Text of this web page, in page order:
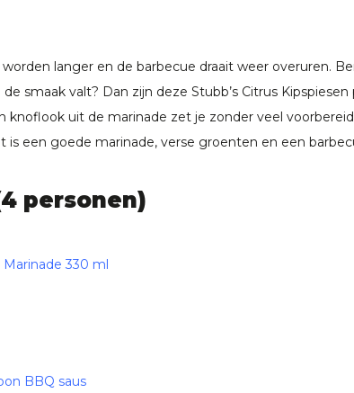
langer en de barbecue draait weer overuren.
smaak valt? Dan zijn dezeStubb’s Citrus Kipspiesen
knoflook uit de marinade zet je zonder veel
is een goede marinade, verse groenten en een
personen)
Marinade 330 ml
BBQ saus